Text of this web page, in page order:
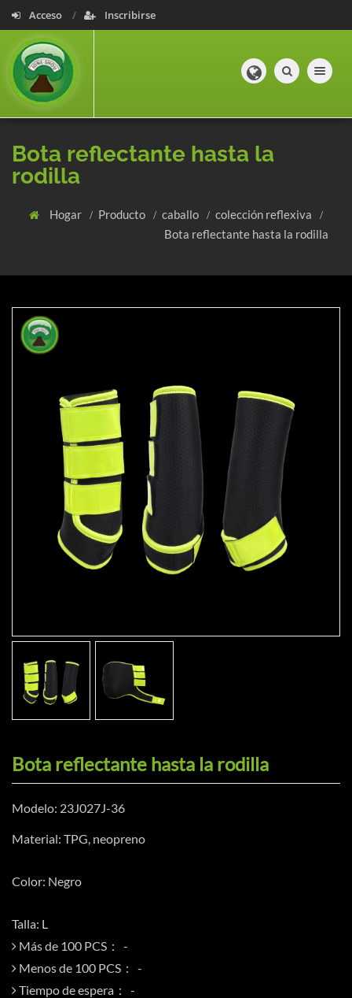
Acceso Inscribirse
Toggle
Bota reflectante hasta la
rodilla
Hogar Producto caballo
colección reflexiva
Bota reflectante hasta la rodilla
Bota reflectante hasta la rodilla
Modelo: 23J027J-36
Material: TPG, neopreno
Color: Negro
Talla: L
Más de 100 PCS：
Menos de 100 PCS：
Tiempo de espera：